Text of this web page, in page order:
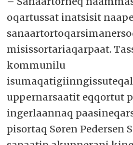
oqartussat inatsisit
misissortariaqarpaat.
kommunilu
uppernarsaatit eqqortut
ingerlaannaq
pisortaq Søren Pedersen